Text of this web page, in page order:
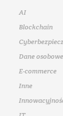
AI
Blockchain
Dane osobowe
E-commerce
Inne